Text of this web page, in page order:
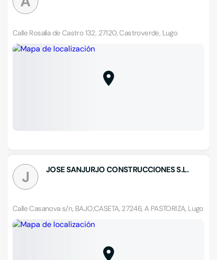
Calle Rosalía de Castro 132, 27120, Castroverde, Lugo
J JOSE SANJURJO CONSTRUCCIONES S.L.
Calle Casanova s/n, BAJO;CASETA, 27246, A PASTORIZA, Lugo